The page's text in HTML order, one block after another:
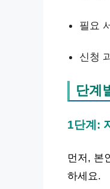
필요
신청
단계
1단계:
먼저, 본
하세요.